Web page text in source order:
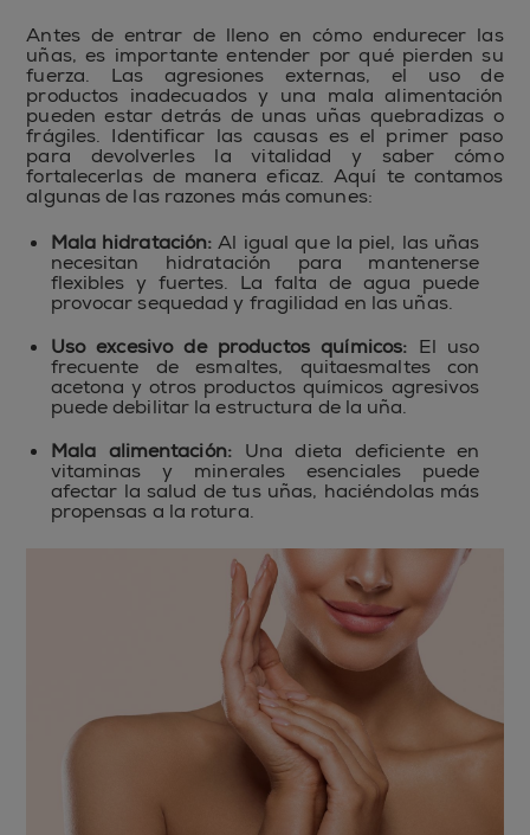
Antes de entrar de lleno en cómo endurecer las
uñas, es importante entender por qué pierden su
fuerza. Las agresiones externas, el uso de
productos inadecuados y una mala alimentación
pueden estar detrás de unas uñas quebradizas o
frágiles. Identificar las causas es el primer paso
para devolverles la vitalidad y saber cómo
fortalecerlas de manera eficaz. Aquí te contamos
algunas de las razones más comunes:
Mala hidratación: Al igual que la piel, las uñas
necesitan hidratación para mantenerse
flexibles y fuertes. La falta de agua puede
provocar sequedad y fragilidad en las uñas.
Uso excesivo de productos químicos: El uso
frecuente de esmaltes, quitaesmaltes con
acetona y otros productos químicos agresivos
puede debilitar la estructura de la uña.
Mala alimentación:Una dieta deficiente en
vitaminas y minerales esenciales puede
afectar la salud de tus uñas, haciéndolas más
propensas a la rotura.